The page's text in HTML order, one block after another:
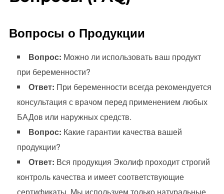
Вопросы о Продукции
Вопрос: Можно ли использовать ваш продукт
при беременности?
Ответ: При беременности всегда рекомендуется
консультация с врачом перед применением любых
БАДов или наружных средств.
Вопрос: Какие гарантии качества вашей
продукции?
Ответ: Вся продукция Эколиф проходит строгий
контроль качества и имеет соответствующие
сертификаты. Мы используем только натуральные